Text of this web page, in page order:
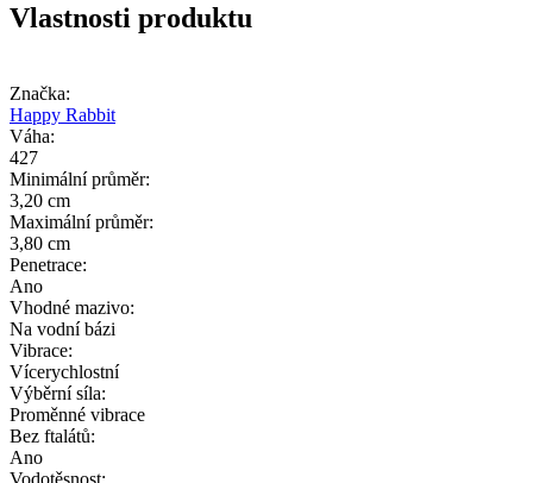
Vlastnosti produktu
Značka:
Happy Rabbit
Váha:
427
Minimální průměr:
3,20 cm
Maximální průměr:
3,80 cm
Penetrace:
Ano
Vhodné mazivo:
Na vodní bázi
Vibrace:
Vícerychlostní
Výběrní síla:
Proměnné vibrace
Bez ftalátů:
Ano
Vodotěsnost: